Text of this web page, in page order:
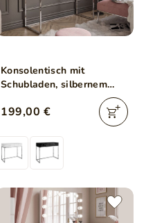
Konsolentisch mit
Schubladen, silbernem
Gestell und Kristallgriffen
Brisa Schwarz Hochglanz
199,00 €